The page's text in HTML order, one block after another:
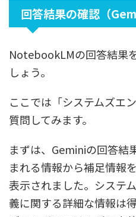
回答結果の確認（
NotebookLMの回答結果
しょう。
ここでは「システムズエ
質問してみます。
まずは、Geminiの回答結
まれる情報から補足情報
表示されました。システ
義に関する詳細な情報は